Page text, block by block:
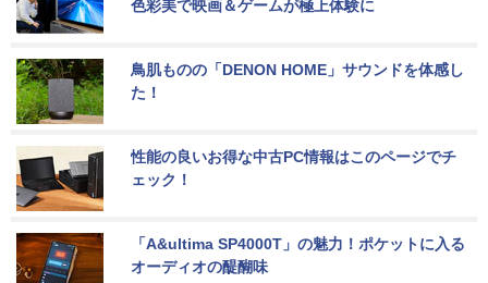
色彩美で映画＆ゲームが極上体験に
鳥肌ものの「DENON HOME」サウンドを体感し
た！
性能の良いお得な中古PC情報はこのページでチ
ェック！
「A&ultima SP4000T」の魅力！ポケットに入る
オーディオの醍醐味